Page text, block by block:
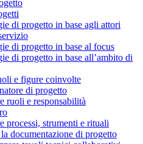
di progetto in base agli attori
di progetto in base al focus
di progetto in base all’ambito di
e figure coinvolte
di progetto
ruoli e responsabilità
processi, strumenti e rituali
documentazione di progetto